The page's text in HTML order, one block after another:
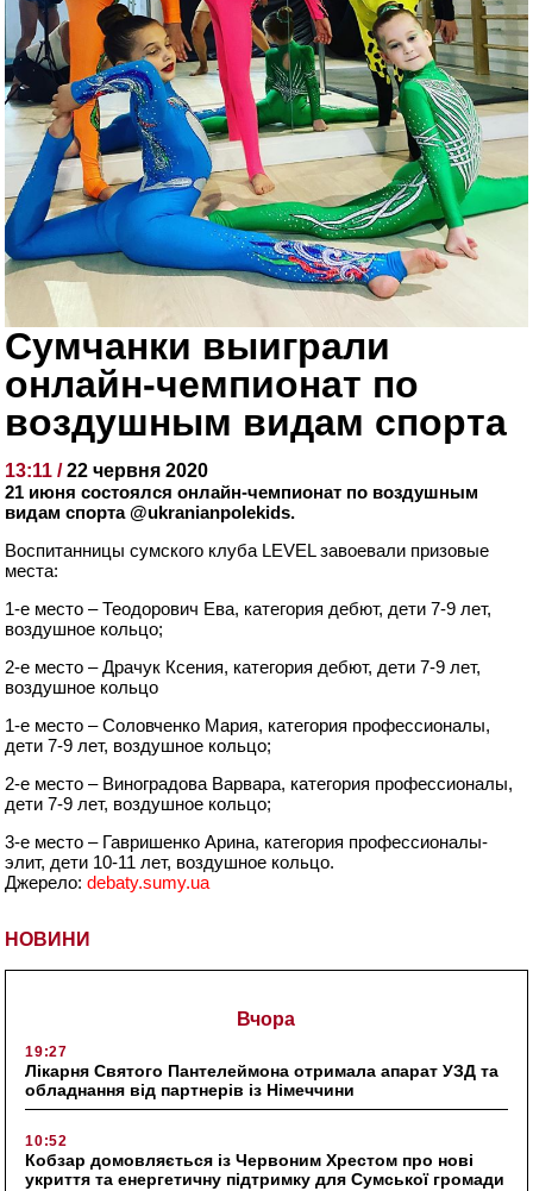
НОВИНИ
Вчора
19:27
Лікарня Святого Пантелеймона отримала апарат УЗД та
обладнання від партнерів із Німеччини
10:52
Кобзар домовляється із Червоним Хрестом про нові
укриття та енергетичну підтримку для Сумської громади
Сумчанки выиграли
онлайн-чемпионат по
воздушным видам спорта
13:11 /22 червня 2020
21 июня состоялся онлайн-чемпионат по воздушным
видам спорта @ukranianpolekids.
Воспитанницы сумского клуба LEVEL завоевали призовые
места:
1-е место – Теодорович Ева, категория дебют, дети 7-9 лет,
воздушное кольцо;
2-е место – Драчук Ксения, категория дебют, дети 7-9 лет,
воздушное кольцо
1-е место – Соловченко Мария, категория профессионалы,
дети 7-9 лет, воздушное кольцо;
2-е место – Виноградова Варвара, категория профессионалы,
дети 7-9 лет, воздушное кольцо;
3-е место – Гавришенко Арина, категория профессионалы-
элит, дети 10-11 лет, воздушное кольцо.
Джерело:debaty.sumy.ua